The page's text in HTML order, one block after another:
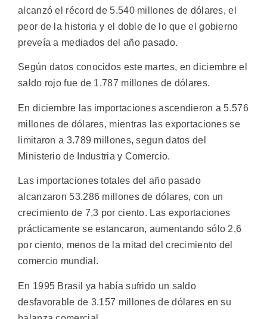
alcanzó el récord de 5.540 millones de dólares, el
peor de la historia y el doble de lo que el gobierno
preveía a mediados del año pasado.
Según datos conocidos este martes, en diciembre el
saldo rojo fue de 1.787 millones de dólares.
En diciembre las importaciones ascendieron a 5.576
millones de dólares, mientras las exportaciones se
limitaron a 3.789 millones, segun datos del
Ministerio de Industria y Comercio.
Las importaciones totales del año pasado
alcanzaron 53.286 millones de dólares, con un
crecimiento de 7,3 por ciento. Las exportaciones
prácticamente se estancaron, aumentando sólo 2,6
por ciento, menos de la mitad del crecimiento del
comercio mundial.
En 1995 Brasil ya había sufrido un saldo
desfavorable de 3.157 millones de dólares en su